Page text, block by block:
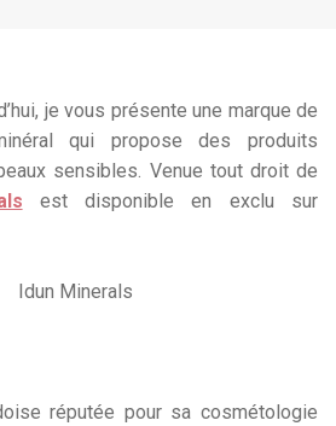
je vous présente une marque de
qui propose des produits
sensibles. Venue tout droit de
est disponible en exclu sur
réputée pour sa cosmétologie